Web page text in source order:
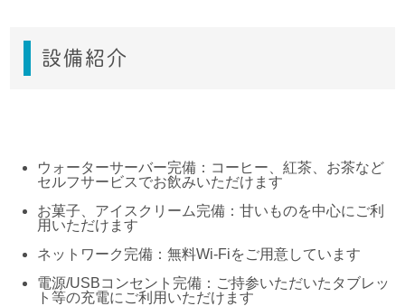
設備紹介
ウォーターサーバー完備：コーヒー、紅茶、お茶など
セルフサービスでお飲みいただけます
お菓子、アイスクリーム完備：甘いものを中心にご利
用いただけます
ネットワーク完備：無料Wi-Fiをご用意しています
電源/USBコンセント完備：ご持参いただいたタブレッ
ト等の充電にご利用いただけます